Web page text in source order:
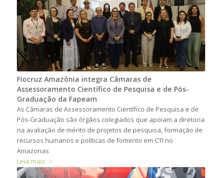
Fiocruz Amazônia integra Câmaras de
Assessoramento Científico de Pesquisa e de Pós-
Graduação da Fapeam
As Câmaras de Assessoramento Científico de Pesquisa e de
Pós-Graduação são órgãos colegiados que apoiam a diretoria
na avaliação de mérito de projetos de pesquisa, formação de
recursos humanos e políticas de fomento em CTI no
Amazonas
Leia mais